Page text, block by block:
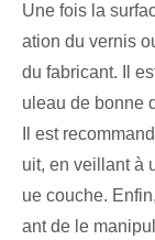
Une fois la
ation du vernis
du fabricant. Il
uleau de bonne
Il est
uit, en veillant à
ue couche.
ant de le